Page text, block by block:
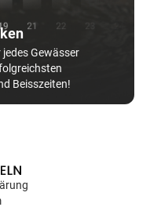
Gewässer
Beisszeiten!